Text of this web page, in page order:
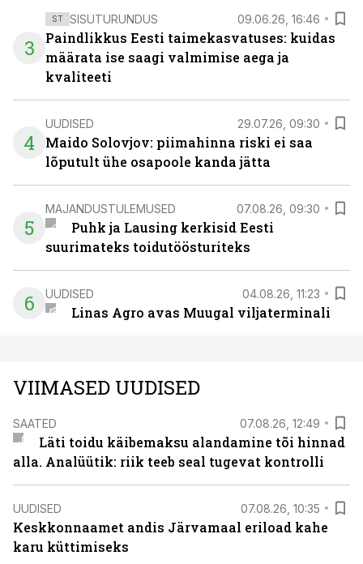
3
ST SISUTURUNDUS 09.06.26, 16:46
Paindlikkus Eesti taimekasvatuses: kuidas
määrata ise saagi valmimise aega ja
kvaliteeti
4
UUDISED 29.07.26, 09:30
Maido Solovjov: piimahinna riski ei saa
lõputult ühe osapoole kanda jätta
5
MAJANDUSTULEMUSED 07.08.26, 09:30
Puhk ja Lausing kerkisid Eesti
suurimateks toidutöösturiteks
6 UUDISED 04.08.26, 11:23
Linas Agro avas Muugal viljaterminali
VIIMASED UUDISED
SAATED 07.08.26, 12:49
Läti toidu käibemaksu alandamine tõi hinnad
alla. Analüütik: riik teeb seal tugevat kontrolli
UUDISED 07.08.26, 10:35
Keskkonnaamet andis Järvamaal eriload kahe
karu küttimiseks